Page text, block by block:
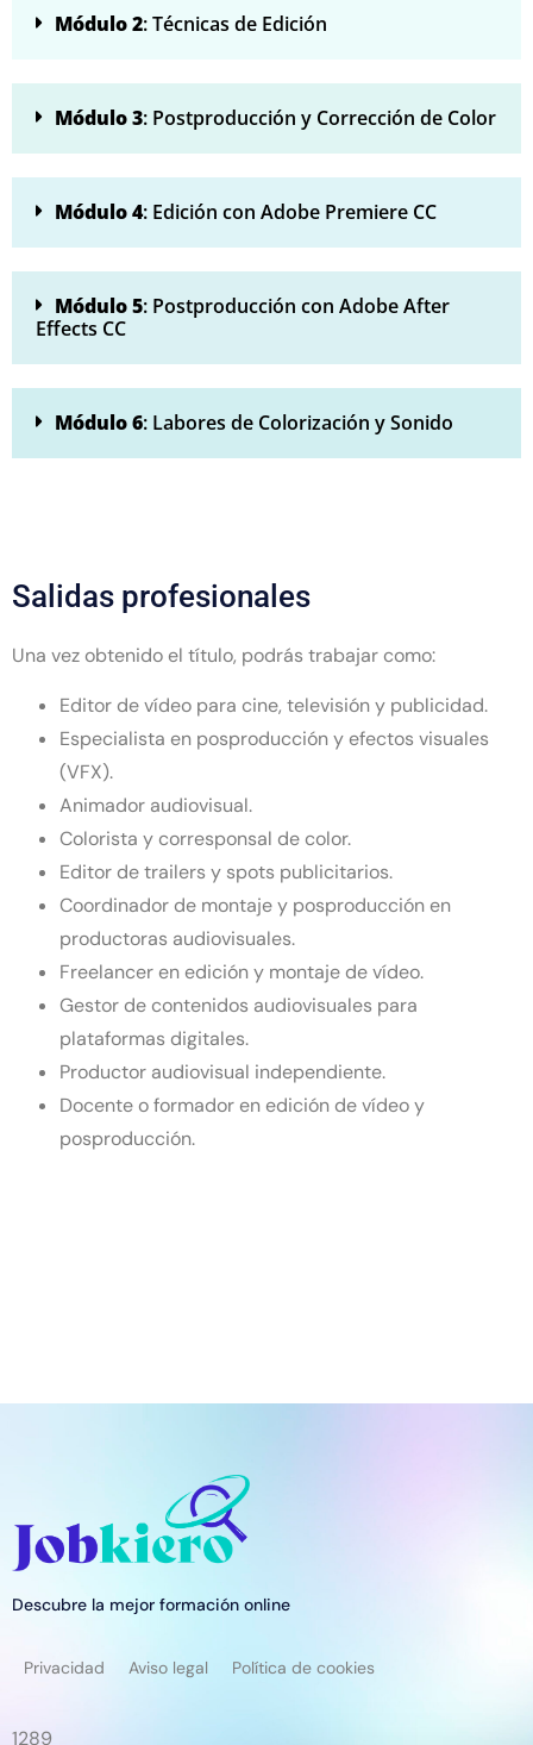
Módulo 2: Técnicas de Edición
Módulo 3: Postproducción y Corrección de Color
Módulo 4: Edición con Adobe Premiere CC
Módulo 5: Postproducción con Adobe After
Effects CC
Módulo 6: Labores de Colorización y Sonido
Salidas profesionales
Una vez obtenido el título, podrás trabajar como:
Editor de vídeo para cine, televisión y publicidad.
Especialista en posproducción y efectos visuales
(VFX).
Animador audiovisual.
Colorista y corresponsal de color.
Editor de trailers y spots publicitarios.
Coordinador de montaje y posproducción en
productoras audiovisuales.
Freelancer en edición y montaje de vídeo.
Gestor de contenidos audiovisuales para
plataformas digitales.
Productor audiovisual independiente.
Docente o formador en edición de vídeo y
posproducción.
Descubre la mejor formación online
Privacidad Aviso legal Política de cookies
1289